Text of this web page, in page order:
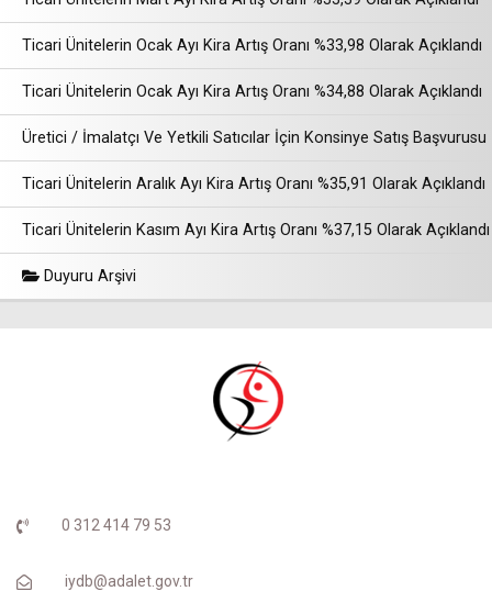
Ticari Ünitelerin Ocak Ayı Kira Artış Oranı %33,98 Olarak Açıklandı
Ticari Ünitelerin Ocak Ayı Kira Artış Oranı %34,88 Olarak Açıklandı
Üretici / İmalatçı Ve Yetkili Satıcılar İçin Konsinye Satış Başvurusu
Ticari Ünitelerin Aralık Ayı Kira Artış Oranı %35,91 Olarak Açıklandı
Ticari Ünitelerin Kasım Ayı Kira Artış Oranı %37,15 Olarak Açıklandı
Duyuru Arşivi
0 312 414 79 53
iydb@adalet.gov.tr